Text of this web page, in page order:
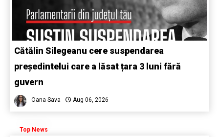
Cătălin Silegeanu cere suspendarea
președintelui care a lăsat țara 3 luni fără
guvern
Oana Sava Aug 06, 2026
Top News